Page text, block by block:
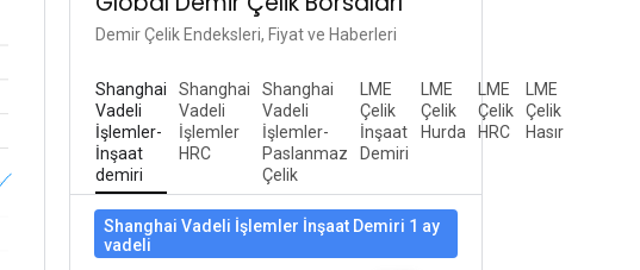
Demir Çelik Endeksleri, Fiyat ve Haberleri
Shanghai
Vadeli
İşlemler-
İnşaat
demiri
Shanghai
Vadeli
İşlemler
HRC
Shanghai
Vadeli
İşlemler-
Paslanmaz
Çelik
LME
Çelik
İnşaat
Demiri
LME
Çelik
Hurda
LME
Çelik
HRC
LME
Çelik
Hasır
Shanghai Vadeli İşlemler İnşaat Demiri 1 ay
vadeli